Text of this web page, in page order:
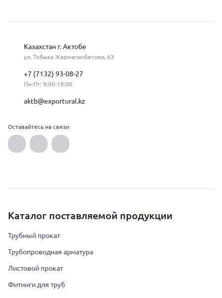
Казахстан г. Актобе
ул. Тобыка Жармагамбетова, 63
+7 (7132) 93-08-27
Пн-Пт: 9:00-18:00
aktb@exportural.kz
Оставайтесь на связи
Каталог поставляемой продукции
Трубный прокат
Трубопроводная арматура
Листовой прокат
Фитинги для труб